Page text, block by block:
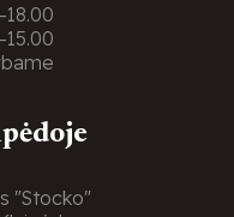
18.00
15.00
"Stocko"